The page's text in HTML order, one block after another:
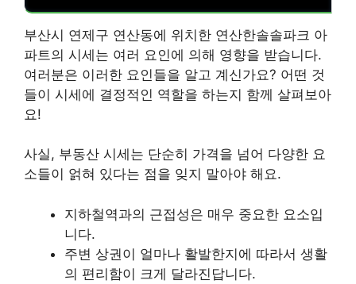
부산시 연제구 연산동에 위치한 연산한솔솔파크 아
파트의 시세는 여러 요인에 의해 영향을 받습니다.
여러분은 이러한 요인들을 알고 계신가요? 어떤 것
들이 시세에 결정적인 역할을 하는지 함께 살펴보아
요!
사실, 부동산 시세는 단순히 가격을 넘어 다양한 요
소들이 얽혀 있다는 점을 잊지 말아야 해요.
지하철역과의 근접성은 매우 중요한 요소입
니다.
주변 상권이 얼마나 활발한지에 따라서 생활
의 편리함이 크게 달라진답니다.